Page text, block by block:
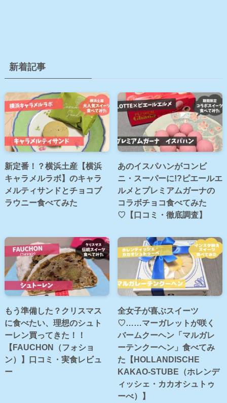
新着記事
新定番！？横浜土産【横浜
キャラメルラボ】のキャラ
メルティサンドとチョコブ
ラウニー食べてみた
あのイスパハンがコンビ
ニ・スーパーに!?ピエールエ
ルメとプレミアムガーナの
コラボチョコ食べてみた
♡【口コミ・徹底調査】
もう準備した？クリスマス
に食べたい、理想のシュト
ーレン買ってきた！！
【FAUCHON（フォショ
ン）】口コミ・実食レビュ
ー
全女子が喜ぶスイーツ
♡……マーガレットが咲く
バームクーヘン「マルガレ
ーテンクーヘン」食べてみ
た【HOLLANDISCHE
KAKAO-STUBE（ホレンデ
ィッシェ・カカオシュトゥ
ーべ）】